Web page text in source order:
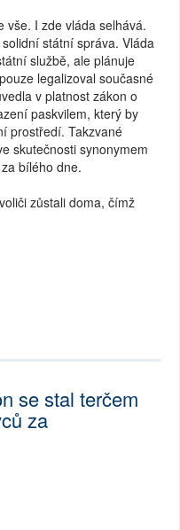
vše. I zde vláda selhává.
státní správa. Vláda
službě, ale plánuje
legalizoval současné
v platnost zákon o
paskvilem, který by
prostředí. Takzvané
skutečnosti synonymem
bílého dne.
zůstali doma, čímž
se stal terčem
za